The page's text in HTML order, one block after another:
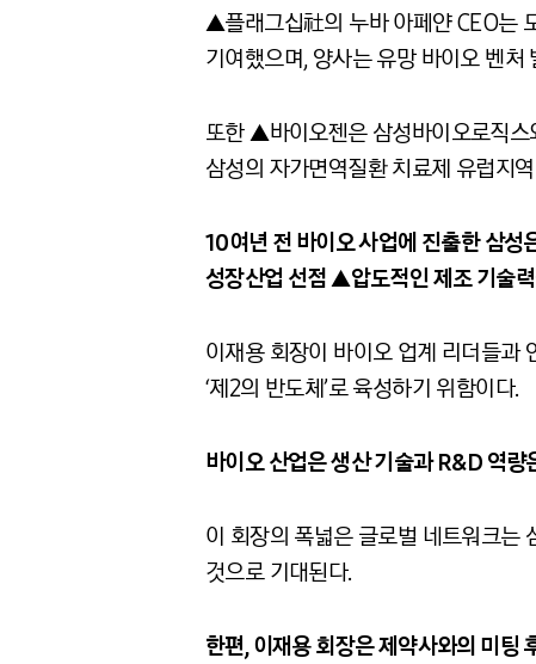
▲플래그십社의 누바 아페얀CEO는
기여했으며, 양사는 유망 바이오 벤처
또한 ▲바이오젠은 삼성바이오로직
삼성의 자가면역질환 치료제 유럽지
10여년 전 바이오 사업에 진출한 삼
성장산업 선점 ▲압도적인 제조 기술
이재용 회장이 바이오 업계 리더들과
‘제2의 반도체’로 육성하기 위함이다.
바이오 산업은 생산 기술과 R&D 역량
이 회장의 폭넓은 글로벌 네트워크는
것으로 기대된다.
한편, 이재용 회장은 제약사와의 미팅